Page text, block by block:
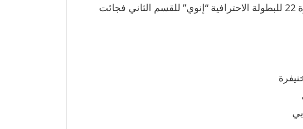
اما النتائج الكاملة لمباريات الدورة 22 للبطولة الاحترافية “إنوي” للقسم الثاني فجائت